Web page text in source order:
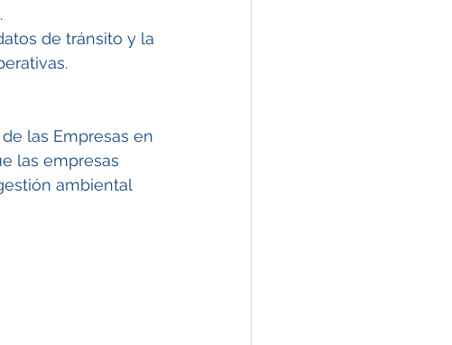
de tránsito y la
las Empresas en
las empresas
ambiental